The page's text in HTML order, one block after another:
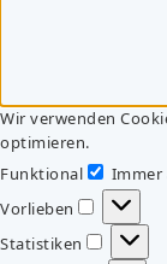
Wir verwenden
optimieren.
Funktional
Immer
Vorlieben
Vorlieben
Statistiken